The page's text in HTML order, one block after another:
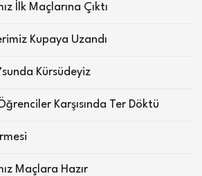
İlk Maçlarına Çıktı
Kupaya Uzandı
Kürsüdeyiz
Karşısında Ter Döktü
Maçlara Hazır